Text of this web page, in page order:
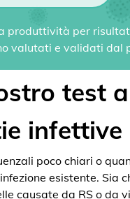
per
valutati e validati dal
test
infettive
poco chiari o
esistente. Sia
causate da RS o da